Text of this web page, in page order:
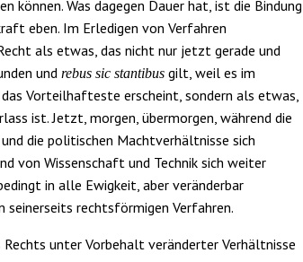
können. Was dagegen Dauer hat, ist die Bindung
eben. Im Erledigen von Verfahren
als etwas, das nicht nur jetzt gerade und
und rebus sic stantibusgilt, weil es im
das Vorteilhafteste erscheint, sondern als etwas,
ist. Jetzt, morgen, übermorgen, während die
die politischen Machtverhältnisse sich
von Wissenschaft und Technik sich weiter
in alle Ewigkeit, aber veränderbar
seinerseits rechtsförmigen Verfahren.
unter Vorbehalt veränderter Verhältnisse